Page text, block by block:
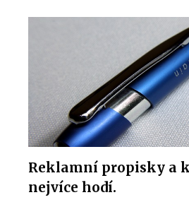
Reklamní propisky a k
nejvíce hodí.